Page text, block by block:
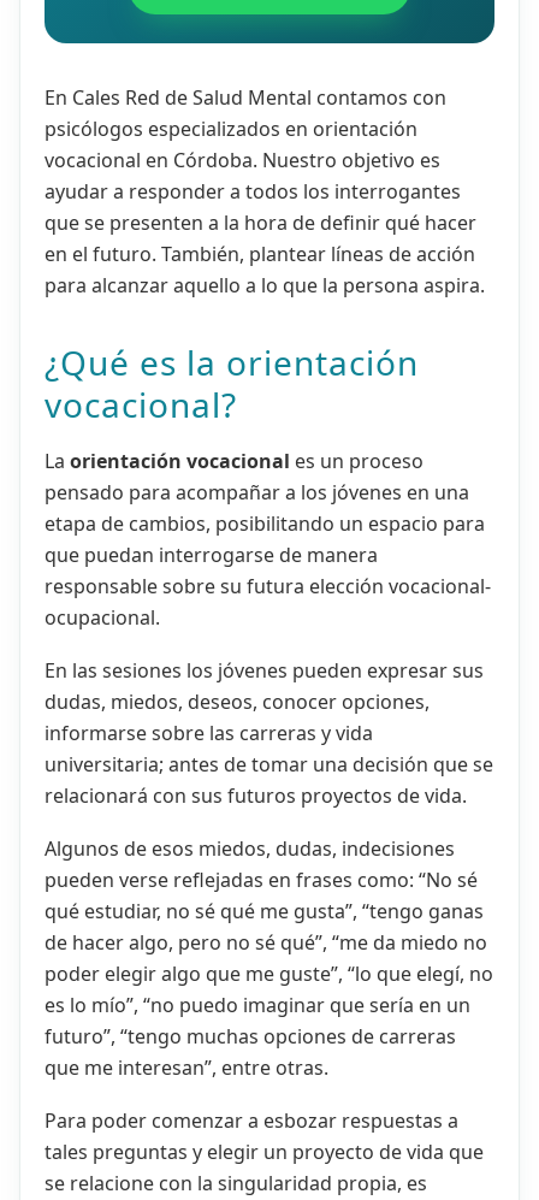
En Cales Red de Salud Mental contamos con
psicólogos especializados en orientación
vocacional en Córdoba. Nuestro objetivo es
ayudar a responder a todos los interrogantes
que se presenten a la hora de definir qué hacer
en el futuro. También, plantear líneas de acción
para alcanzar aquello a lo que la persona aspira.
¿Qué es la orientación
vocacional?
La orientación vocacional es un proceso
pensado para acompañar a los jóvenes en una
etapa de cambios, posibilitando un espacio para
que puedan interrogarse de manera
responsable sobre su futura elección vocacional-
ocupacional.
En las sesiones los jóvenes pueden expresar sus
dudas, miedos, deseos, conocer opciones,
informarse sobre las carreras y vida
universitaria; antes de tomar una decisión que se
relacionará con sus futuros proyectos de vida.
Algunos de esos miedos, dudas, indecisiones
pueden verse reflejadas en frases como: “No sé
qué estudiar, no sé qué me gusta”, “tengo ganas
de hacer algo, pero no sé qué”, “me da miedo no
poder elegir algo que me guste”, “lo que elegí, no
es lo mío”, “no puedo imaginar que sería en un
futuro”, “tengo muchas opciones de carreras
que me interesan”, entre otras.
Para poder comenzar a esbozar respuestas a
tales preguntas y elegir un proyecto de vida que
se relacione con la singularidad propia, es